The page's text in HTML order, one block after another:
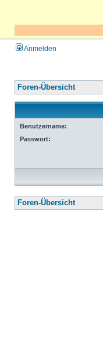
Anmelden
Foren-Übersicht
Benutzername:
Passwort:
Foren-Übersicht